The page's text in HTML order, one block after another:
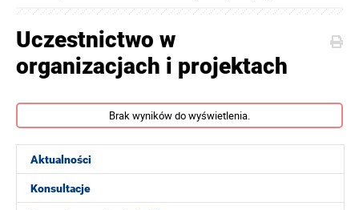
Aktualności
Konsultacje
Uczestnictwo w
organizacjach i projektach
Brak wyników do wyświetlenia.